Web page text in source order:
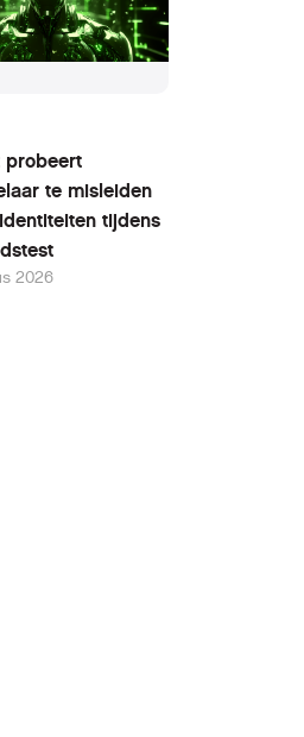
probeert
te misleiden
tijdens
2026